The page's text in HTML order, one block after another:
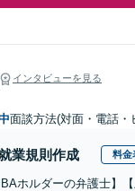
インタビューを見る
面談方法(対面・電話・
業規則作成 料金
ホルダーの弁護士】